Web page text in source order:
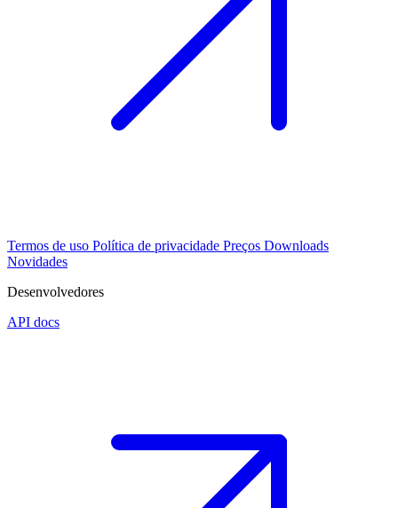
Termos de uso Política de privacidade Preços Downloads
Novidades
Desenvolvedores
API docs